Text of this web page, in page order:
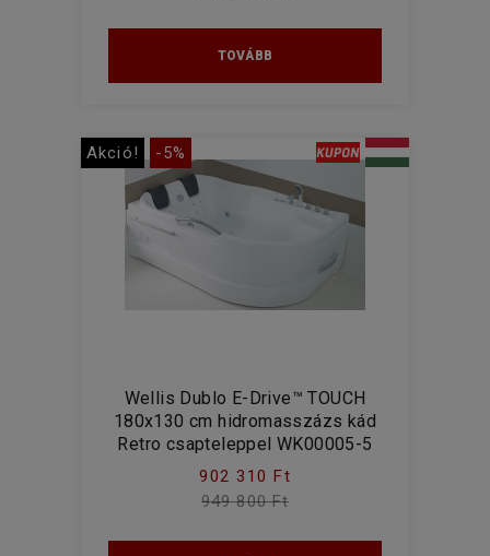
TOVÁBB
Akció! -5%
Wellis Dublo E-Drive™ TOUCH
180x130 cm hidromasszázs kád
Retro csapteleppel WK00005-5
902 310 Ft
949 800 Ft